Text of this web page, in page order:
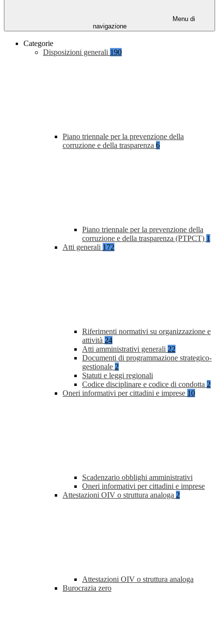
Menu di
navigazione
Categorie
Disposizioni generali 190
Piano triennale per la prevenzione della
corruzione e della trasparenza 6
Piano triennale per la prevenzione della
corruzione e della trasparenza (PTPCT) 1
Atti generali 172
Riferimenti normativi su organizzazione e
attività 24
Atti amministrativi generali 22
Documenti di programmazione strategico-
gestionale 2
Statuti e leggi regionali
Codice disciplinare e codice di condotta 2
Oneri informativi per cittadini e imprese 10
Scadenzario obblighi amministrativi
Oneri informativi per cittadini e imprese
Attestazioni OIV o struttura analoga 2
Attestazioni OIV o struttura analoga
Burocrazia zero